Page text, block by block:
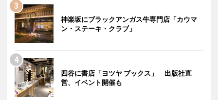
神楽坂にブラックアンガス牛専門店「カウマ
ン・ステーキ・クラブ」
四谷に書店「ヨツヤ ブックス」 出版社直
営、イベント開催も